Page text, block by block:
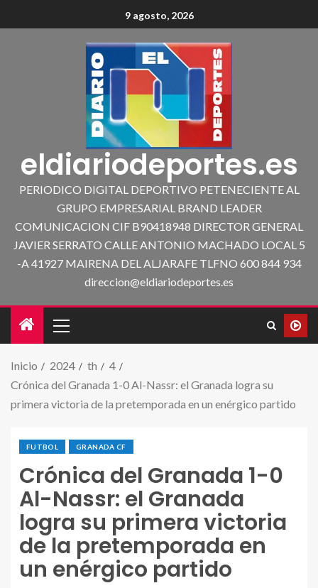
9 agosto, 2026
eldiariodeportes.es
PERIODICO DIGITAL DEPORTIVO PETENECIENTE AL
GRUPO EMPRESARIAL BRAND LEADER
COMUNICACION CIF B90418948 DIRECTOR GENERAL
JAVIER SERRATO CALLE ANTONIO MACHADO LOCAL 5
-A 41927 MAIRENA DEL ALJARAFE TLFNO 600 844 934
direccion@eldiariodeportes.es
Inicio 2024 th
4
Crónica del Granada 1-0 Al-Nassr: el Granada logra su
primera victoria de la pretemporada en un enérgico partido
FUTBOL GRANADA CF
Crónica del Granada 1-0
Al-Nassr: el Granada
logra su primera victoria
de la pretemporada en
un enérgico partido
Boyé presiona a Otávio durante el amistoso del